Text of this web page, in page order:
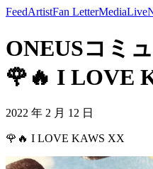
FeedArtistFan LetterMediaLive
ONEUSコミ
🌹🔥 I LOVE
2022 年 2 月 12 日
🌹🔥 I LOVE KAWS XX